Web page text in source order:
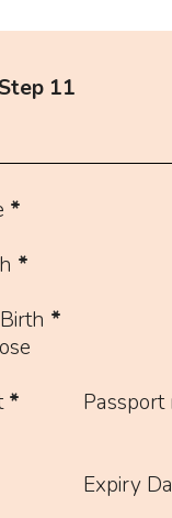
Step 11
*
*
*
*
Expiry